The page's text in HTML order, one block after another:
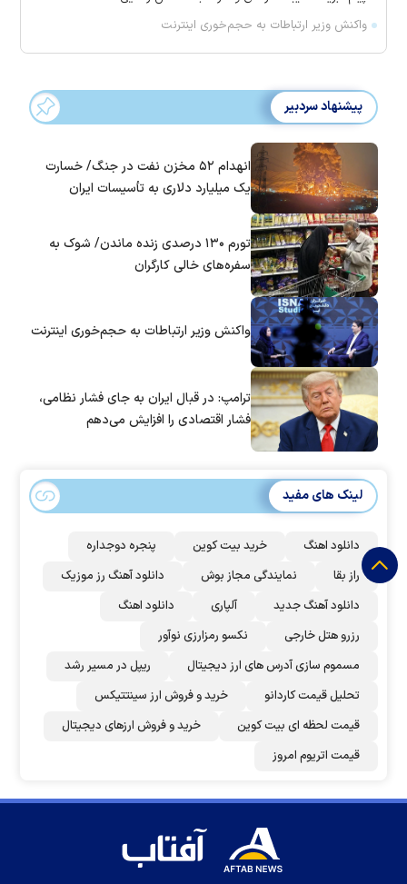
واکنش وزیر ارتباطات به حجم‌خوری اینترنت
پیشنهاد سردبیر
انهدام ۵۲ مخزن نفت در جنگ/ خسارت
یک میلیارد دلاری به تأسیسات ایران
تورم ۱۳۰ درصدی زنده ماندن/ شوک به
سفره‌های خالی کارگران
واکنش وزیر ارتباطات به حجم‌خوری اینترنت
ترامپ: در قبال ایران به جای فشار نظامی،
فشار اقتصادی را افزایش می‌دهم
لینک های مفید
دانلود اهنگ خرید بیت کوین
پنجره دوجداره
راز بقا
نمایندگی مجاز بوش
دانلود آهنگ رز‌ موزیک
دانلود آهنگ جدید
آلپاری
دانلود اهنگ
رزرو هتل خارجی
نکسو رمزارزی نوآور
مسموم سازی آدرس های ارز دیجیتال
ریپل در مسیر رشد
تحلیل قیمت کاردانو
خرید و فروش ارز سینتتیکس
قیمت لحظه ای بیت کوین
خرید و فروش ارزهای دیجیتال
قیمت اتریوم امروز